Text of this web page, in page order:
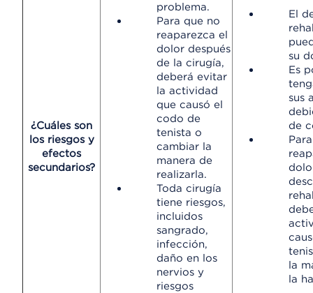
¿Cuáles son
los riesgos y
efectos
secundarios?
problema.
Para que no
reaparezca el
dolor después
de la cirugía,
deberá evitar
la actividad
que causó el
codo de
tenista o
cambiar la
manera de
realizarla.
Toda cirugía
tiene riesgos,
incluidos
sangrado,
infección,
daño en los
nervios y
riesgos
El
su
Es
sus
de
la
la